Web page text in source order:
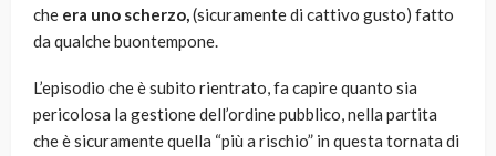
che era uno scherzo,(sicuramente di cattivo gusto) fatto
da qualche buontempone.
L’episodio che è subito rientrato, fa capire quanto sia
pericolosa la gestione dell’ordine pubblico, nella partita
che è sicuramente quella “più a rischio” in questa tornata di